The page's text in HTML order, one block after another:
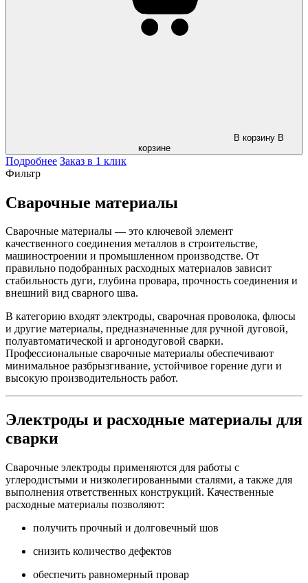
В корзину В
корзине
Подробнее Заказ в 1 клик
Фильтр
Сварочные материалы
Сварочные материалы — это ключевой элемент
качественного соединения металлов в строительстве,
машиностроении и промышленном производстве. От
правильно подобранных расходных материалов зависит
стабильность дуги, глубина провара, прочность соединения и
внешний вид сварного шва.
В категорию входят электроды, сварочная проволока, флюсы
и другие материалы, предназначенные для ручной дуговой,
полуавтоматической и аргонодуговой сварки.
Профессиональные сварочные материалы обеспечивают
минимальное разбрызгивание, устойчивое горение дуги и
высокую производительность работ.
Электроды и расходные материалы для
сварки
Сварочные электроды применяются для работы с
углеродистыми и низколегированными сталями, а также для
выполнения ответственных конструкций. Качественные
расходные материалы позволяют:
получить прочный и долговечный шов
снизить количество дефектов
обеспечить равномерный провар